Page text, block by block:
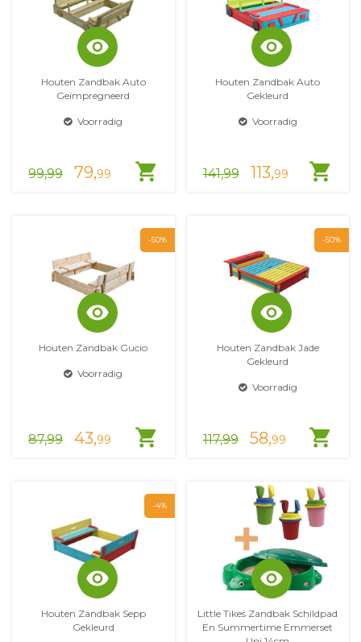
visibility
shopping_cart
Houten Zandbak Auto
Geïmpregneerd
Voorradig
99,99 79,99
visibility
shopping_cart
Houten Zandbak Auto
Gekleurd
Voorradig
141,99 113,99
-50%
visibility
shopping_cart
Houten Zandbak Gucio
Voorradig
87,99 43,99
-50%
visibility
shopping_cart
Houten Zandbak Jade
Gekleurd
Voorradig
117,99 58,99
-4%
visibility
Houten Zandbak Sepp
Gekleurd
visibility
Little Tikes Zandbak Schildpad
En Summertime Emmerset